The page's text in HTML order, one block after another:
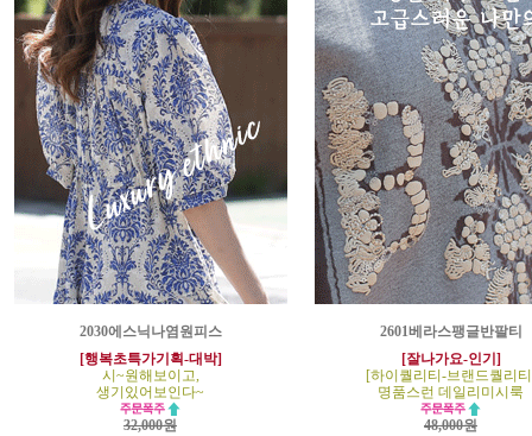
2030에스닉나염원피스
[행복초특가기획-대박]
시~원해보이고,
생기있어보인다~
32,000원
2601베라스팽글반팔티
[잘나가요-인기]
[하이퀄리티-브랜드퀄리
명품스런 데일리미시룩
48,000원